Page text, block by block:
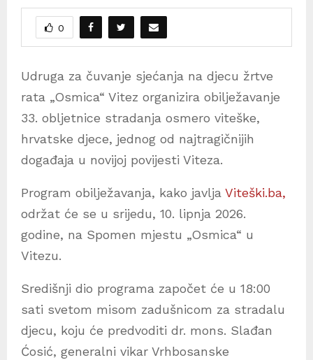
0
Udruga za čuvanje sjećanja na djecu žrtve
rata „Osmica“ Vitez organizira obilježavanje
33. obljetnice stradanja osmero viteške,
hrvatske djece, jednog od najtragičnijih
događaja u novijoj povijesti Viteza.
Program obilježavanja, kako javlja Viteški.ba,
održat će se u srijedu, 10. lipnja 2026.
godine, na Spomen mjestu „Osmica“ u
Vitezu.
Središnji dio programa započet će u 18:00
sati svetom misom zadušnicom za stradalu
djecu, koju će predvoditi dr. mons. Slađan
Ćosić, generalni vikar Vrhbosanske